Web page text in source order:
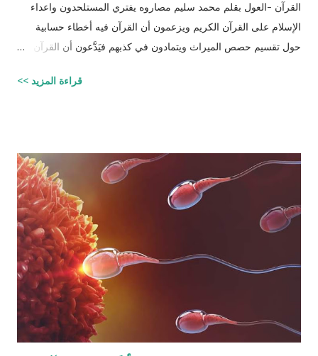
القرآن -العول بقلم محمد سليم مصاروه يفتري المستلحدون واعداء
الإسلام على القرآن الكريم ويزعمون أن القرآن فيه أخطاء حسابية
حول تقسيم حصص الميراث ويتمادون في كذبهم فيَدَّعون أن القرآن من
الحصص وذلك لأنه في حالات مُعَيَّنة يكون مجموع حصص الورثة أكثر
القرآن الكريم مقدار حصص الوارثين المحتمل وجودهم على الغالب
أثناء تقسيم الميراث، فمثلاً ترث الأخت نصف مقدار الأخ الشقيق ولكن
هناك الكثير من الاحتمالات لوجود عدة أنواع من الورثة في نفس الوقت
مثل (أخ، أخت، عّم، جد حفيد وكذا) وبطبيعة الحال ليس من المعقول
افتراض تفصيل آيات القرآن الكريم لكل الحالات التي فيها تراكيب
مختلفة من الوارثين، وإلِّا لصار القرآن مُجَلَّدات من الحسابات
قراءة المزيد >>